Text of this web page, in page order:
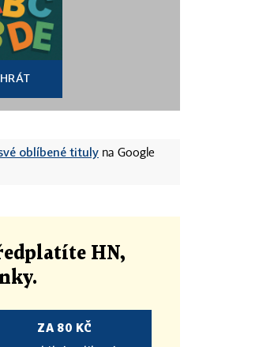
HRÁT
oblíbené tituly na Google
HN,
.
ZA 80 KČ